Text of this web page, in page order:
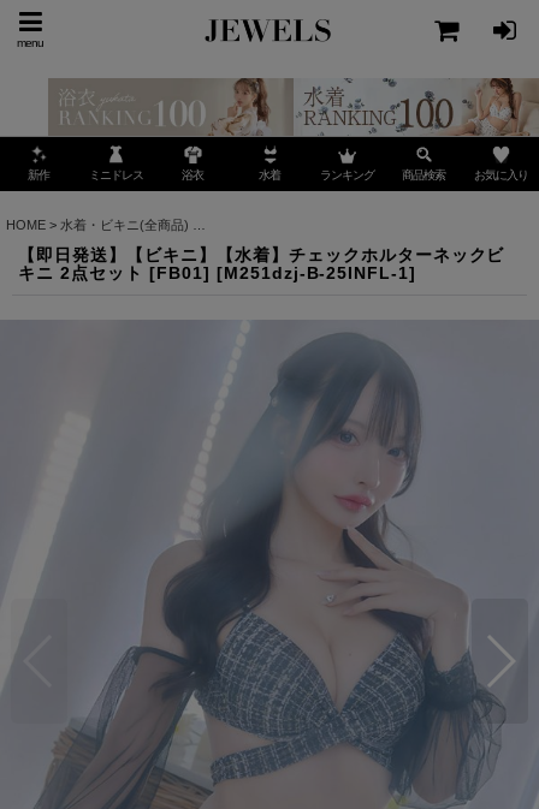
menu
新作 ミニドレス 浴衣 水着 ランキング 商品検索 お気に入り
HOME > 水着・ビキニ(全商品)
【即日発送】【ビキニ】【水着】チェックホルターネックビ
キニ 2点セット [FB01] [M251dzj-B-25INFL-1]